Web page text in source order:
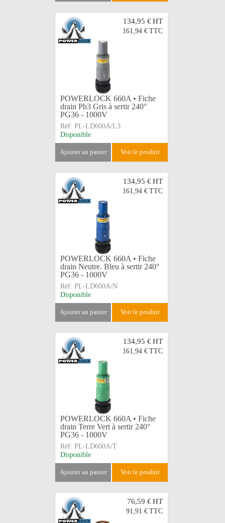
134,95 €HT
161,94 € TTC
POWERLOCK 660A • Fiche
drain Ph3 Gris à sertir 240°
PG36 - 1000V
Réf: PL-LD600A/L3
Disponible
ajouter au panier voir le produit
134,95 €HT
161,94 € TTC
POWERLOCK 660A • Fiche
drain Neutre. Bleu à sertir 240°
PG36 - 1000V
Réf: PL-LD600A/N
Disponible
ajouter au panier voir le produit
134,95 €HT
161,94 € TTC
POWERLOCK 660A • Fiche
drain Terre Vert à sertir 240°
PG36 - 1000V
Réf: PL-LD600A/T
Disponible
ajouter au panier voir le produit
76,59 €HT
91,91 € TTC